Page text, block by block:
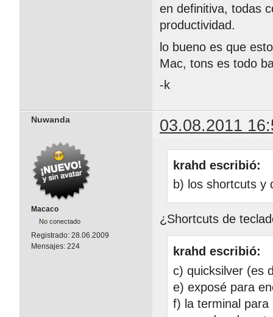
en definitiva, todas
productividad.
lo bueno es que
Mac, tons es todo
-k
Nuwanda 03.08.2011
Macaco
No conectado
Registrado: 28.06.2009
Mensajes: 224
krahd escribió:
b) los shortcuts y
¿Shortcuts de
krahd escribió:
c) quicksilver (es
e) exposé para
f) la terminal para